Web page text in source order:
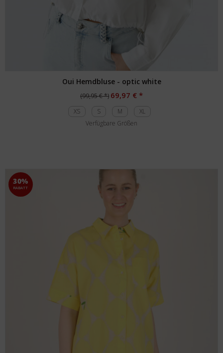
Oui Hemdbluse - optic white
(99,95 € *) 69,97 € *
XS S M
XL
Verfügbare Größen
30%
RABATT